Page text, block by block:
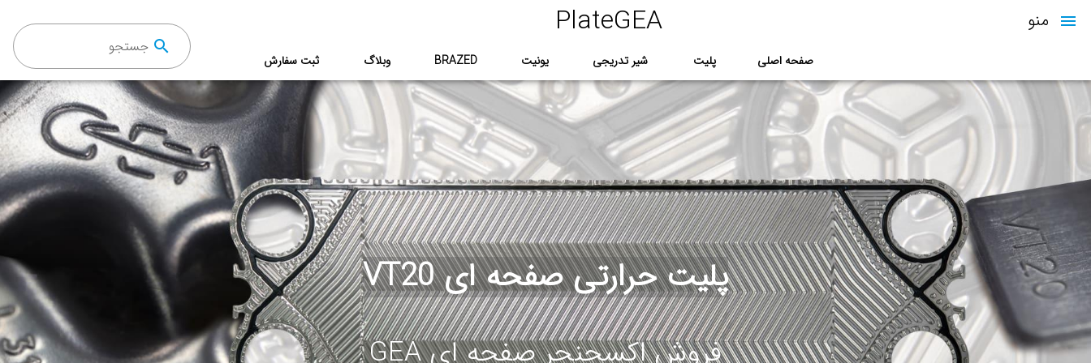
جستجو
PlateGEA منو
صفحه اصلی پلیت شیر تدریجی یونیت BRAZED وبلاگ ثبت سفارش
پلیت حرارتی صفحه ای VT20
فروش اکسچنجر صفحه ای GEA